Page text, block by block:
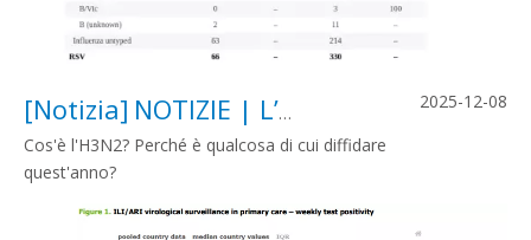
[Notizia] NOTIZIE | L’influenza H3N2 si sta diffondendo rapidamente, come dovremmo rispondere?
Cos'è l'H3N2? Perché è qualcosa di cui diffidare
quest'anno?
2025-12-08